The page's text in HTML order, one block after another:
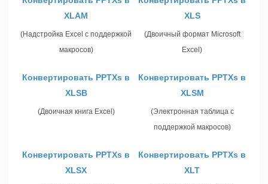
XLAM
(Надстройка Excel с поддержкой
макросов)
XLS
(Двоичный формат Microsoft
Excel)
Конвертировать PPTXs в
XLSB
(Двоичная книга Excel)
Конвертировать PPTXs в
XLSM
(Электронная таблица с
поддержкой макросов)
Конвертировать PPTXs в
XLSX
Конвертировать PPTXs в
XLT